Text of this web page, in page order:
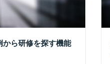
ら研修を探す機能